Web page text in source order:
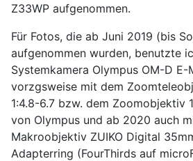
Z33WP aufgenommen.
Für Fotos, die ab Juni 2019 (bis
aufgenommen wurden, benutzte
Systemkamera Olympus OM-D E-
vorzgsweise mit dem
1:4.8-6.7 bzw. dem Zoomobjektiv
von Olympus und ab 2020 auch
Makroobjektiv ZUIKO Digital
Adapterring (FourThirds auf